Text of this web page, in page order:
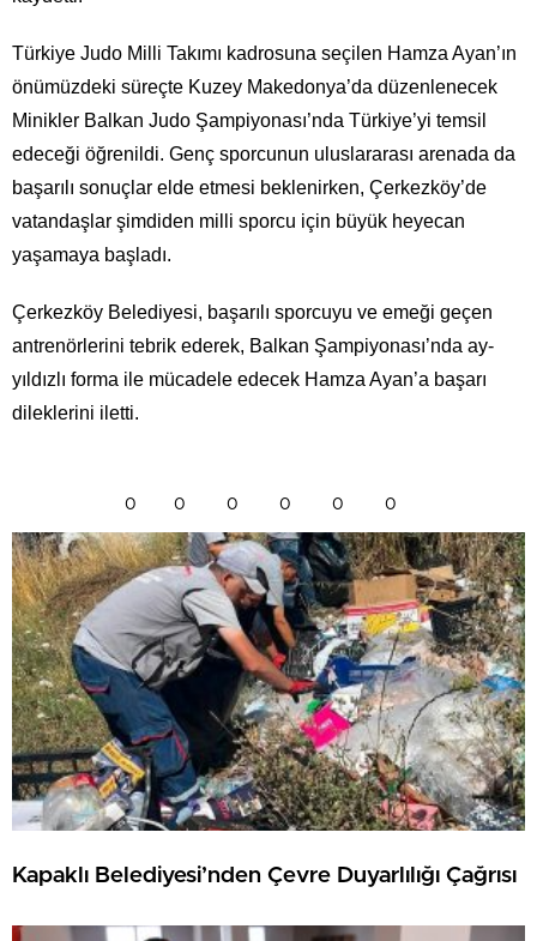
Türkiye Judo Milli Takımı kadrosuna seçilen Hamza Ayan’ın
önümüzdeki süreçte Kuzey Makedonya’da düzenlenecek
Minikler Balkan Judo Şampiyonası’nda Türkiye’yi temsil
edeceği öğrenildi. Genç sporcunun uluslararası arenada da
başarılı sonuçlar elde etmesi beklenirken, Çerkezköy’de
vatandaşlar şimdiden milli sporcu için büyük heyecan
yaşamaya başladı.
Çerkezköy Belediyesi, başarılı sporcuyu ve emeği geçen
antrenörlerini tebrik ederek, Balkan Şampiyonası’nda ay-
yıldızlı forma ile mücadele edecek Hamza Ayan’a başarı
dileklerini iletti.
0 0 0 0 0 0
Kapaklı Belediyesi’nden Çevre Duyarlılığı Çağrısı